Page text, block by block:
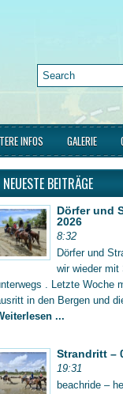
INFOS GALERIE
NEUESTE BEITRÄGE
Dörfer und
2026
8:32
Dörfer und
wir wieder mit
. Letzte Woche
in den Bergen und
...
Strandritt –
19:31
beachride –